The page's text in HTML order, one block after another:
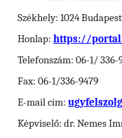
Székhely: 1024
Honlap: https://
Telefonszám: 06-1/ 336-
Fax: 06-1/336-9479
E-mail cím:
Képviselő: dr. Nemes